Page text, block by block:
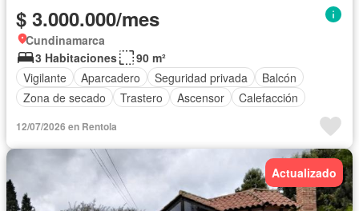
$ 3.000.000/mes
Cundinamarca
3 Habitaciones
90 m²
Vigilante
Aparcadero Seguridad privada
Balcón
Zona de secado
Trastero Ascensor Calefacción
12/07/2026 en Rentola
Actualizado